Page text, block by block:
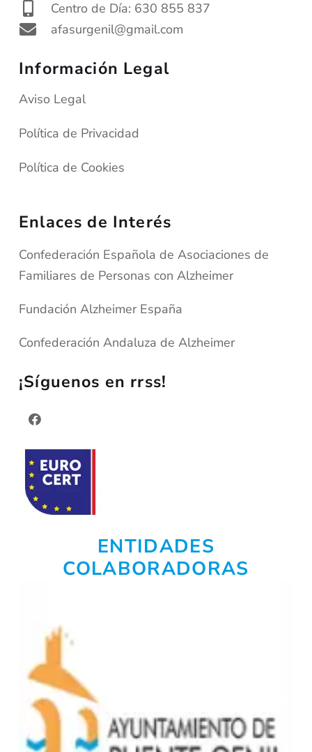
Centro de Día: 630 855 837
afasurgenil@gmail.com
Información Legal
Aviso Legal
Política de Privacidad
Política de Cookies
Enlaces de Interés
Confederación Española de Asociaciones de
Familiares de Personas con Alzheimer
Fundación Alzheimer España
Confederación Andaluza de Alzheimer
¡Síguenos en rrss!
ENTIDADES
COLABORADORAS